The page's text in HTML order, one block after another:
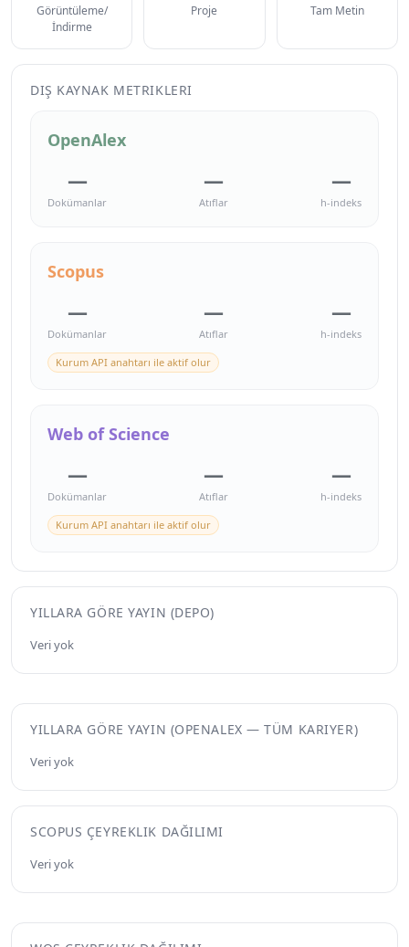
Görüntüleme/
İndirme
Proje Tam Metin
DIŞ KAYNAK METRIKLERI
OpenAlex
—
Dokümanlar
—
Atıflar
—
h-indeks
Scopus
—
Dokümanlar
—
Atıflar
—
h-indeks
Kurum API anahtarı ile aktif olur
Web of Science
—
Dokümanlar
—
Atıflar
—
h-indeks
Kurum API anahtarı ile aktif olur
YILLARA GÖRE YAYIN (DEPO)
Veri yok
YILLARA GÖRE YAYIN (OPENALEX — TÜM KARIYER)
Veri yok
SCOPUS ÇEYREKLIK DAĞILIMI
Veri yok